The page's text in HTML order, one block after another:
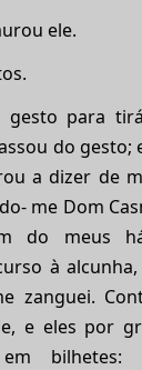
ele.
gesto para
do gesto;
a dizer de
me Dom
do meus
à
zanguei.
e eles por
bilhetes: